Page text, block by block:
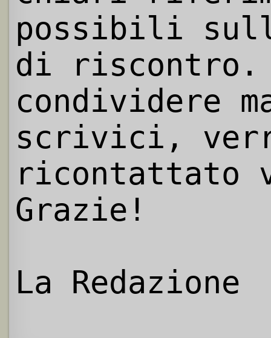
possibili
di riscontro.
condividere
scrivici,
ricontattato
Grazie!
La Redazione